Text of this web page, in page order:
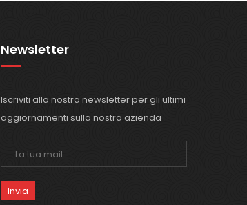
Newsletter
Iscriviti alla nostra newsletter per gli ultimi
aggiornamenti sulla nostra azienda